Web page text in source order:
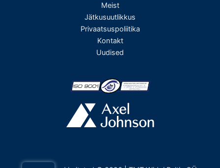
Meist
Jätkusuutlikkus
Privaatsuspoliitika
Kontakt
Uudised